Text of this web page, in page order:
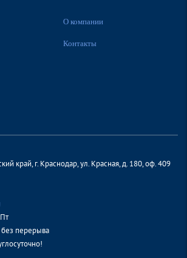
О компании
Контакты
край, г. Краснодар, ул. Красная, д. 180, оф. 409
перерыва